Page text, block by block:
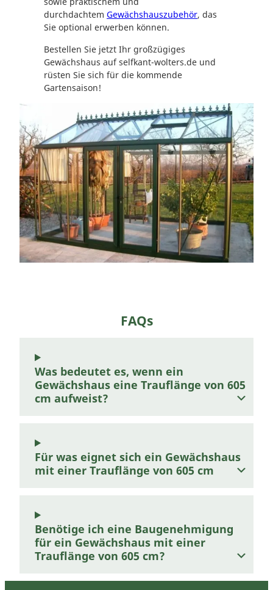
durchdachtem Gewächshauszubehör, das
Sie optional erwerben können.
Bestellen Sie jetzt Ihr großzügiges
Gewächshaus auf selfkant-wolters.de und
rüsten Sie sich für die kommende
Gartensaison!
FAQs
Was bedeutet es, wenn ein
Gewächshaus eine Trauflänge von 605
cm aufweist?
Für was eignet sich ein Gewächshaus
mit einer Trauflänge von 605 cm
Benötige ich eine Baugenehmigung
für ein Gewächshaus mit einer
Trauflänge von 605 cm?